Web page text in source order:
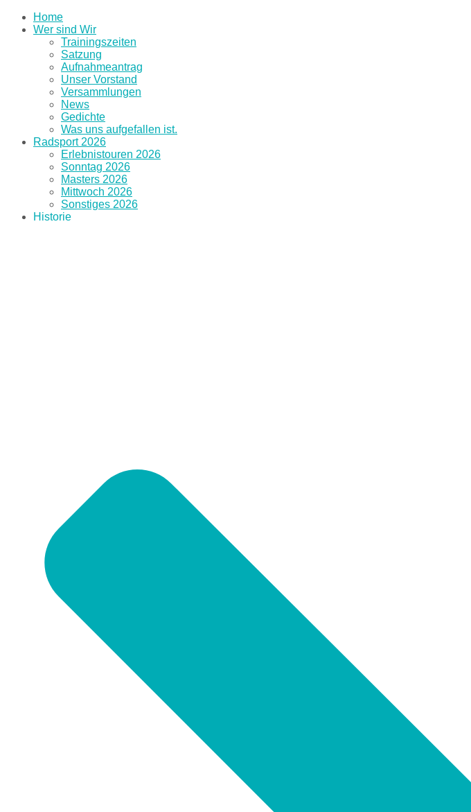
Home
Wer sind Wir
Trainingszeiten
Satzung
Aufnahmeantrag
Unser Vorstand
Versammlungen
News
Gedichte
Was uns aufgefallen ist.
Radsport 2026
Erlebnistouren 2026
Sonntag 2026
Masters 2026
Mittwoch 2026
Sonstiges 2026
Historie